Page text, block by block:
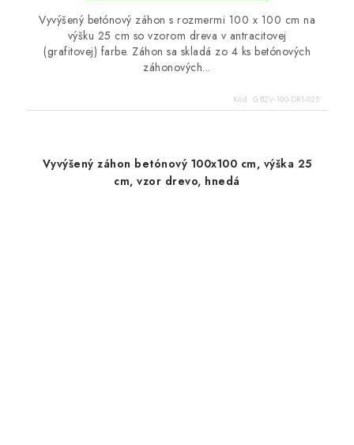
Vyvýšený betónový záhon s rozmermi 100 x 100 cm na
výšku 25 cm so vzorom dreva v antracitovej
(grafitovej) farbe. Záhon sa skladá zo 4 ks betónových
záhonových...
Kód: GBZV-100-DR1-025
Vyvýšený záhon betónový 100x100 cm, výška 25
cm, vzor drevo, hnedá